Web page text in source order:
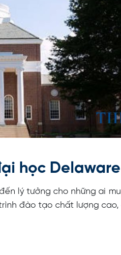
học Delaware
lý tưởng cho những ai
đào tạo chất lượng